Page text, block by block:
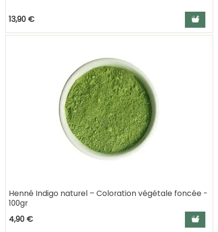
13,90 € Ajouter
Henné Indigo naturel – Coloration végétale foncée -
100gr
4,90 €
Ajouter